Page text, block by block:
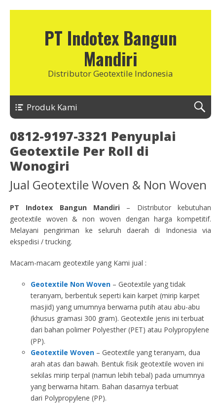
PT Indotex Bangun
Mandiri
Distributor Geotextile Indonesia
Produk Kami
0812-9197-3321 Penyuplai
Geotextile Per Roll di
Wonogiri
Jual Geotextile Woven & Non Woven
PT Indotex Bangun Mandiri – Distributor kebutuhan
geotextile woven & non woven dengan harga kompetitif.
Melayani pengiriman ke seluruh daerah di Indonesia via
ekspedisi / trucking.
Macam-macam geotextile yang Kami jual :
Geotextile Non Woven – Geotextile yang tidak
teranyam, berbentuk seperti kain karpet (mirip karpet
masjid) yang umumnya berwarna putih atau abu-abu
(khusus gramasi 300 gram). Geotextile jenis ini terbuat
dari bahan polimer Polyesther (PET) atau Polypropylene
(PP).
Geotextile Woven – Geotextile yang teranyam, dua
arah atas dan bawah. Bentuk fisik geotextile woven ini
sekilas mirip terpal (namun lebih tebal) pada umumnya
yang berwarna hitam. Bahan dasarnya terbuat
dari Polypropylene (PP).